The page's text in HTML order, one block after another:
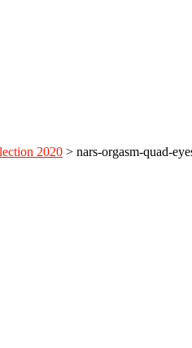
2020 > nars-orgasm-quad-